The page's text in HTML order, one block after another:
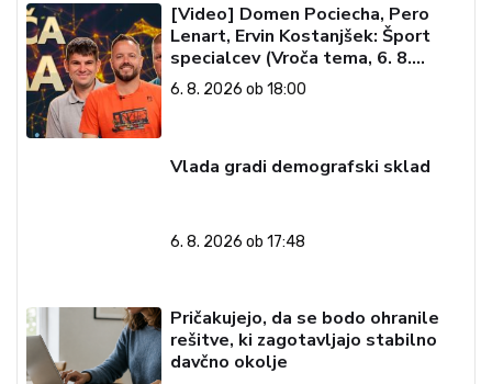
križanko. Domovina prinaša dobro branje.
[Video] Domen Pociecha, Pero
Lenart, Ervin Kostanjšek: Šport
specialcev (Vroča tema, 6. 8.
2026)
6. 8. 2026 ob 18:00
Vlada gradi demografski sklad
6. 8. 2026 ob 17:48
Pričakujejo, da se bodo ohranile
rešitve, ki zagotavljajo stabilno
davčno okolje